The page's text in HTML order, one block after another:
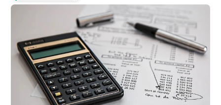
Was darf nicht auf den Mieter umgelegt werden?
Betriebskostenabrechnung 2026: Was
umlagefähig ist und wie Sie prüfen